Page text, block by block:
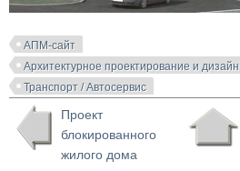
АПМ-сайт
Архитектурное проектирование и дизайн
Транспорт / Автосервис
Проект
блокированного
жилого дома